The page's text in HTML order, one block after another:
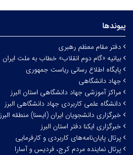
پیوندها
دفتر مقام معظم رهبری
بیانیه «گام دوم انقلاب» خطاب به ملت ایران
پایگاه اطلاع رسانی ریاست جمهوری
جهاد دانشگاهی
مراکز آموزشی جهاد دانشگاهی استان البرز
دانشگاه علمی کاربردی جهاد دانشگاهی البرز
خبرگزاری دانشجویان ایران (ایسنا) منطقه البرز
خبرگزاری ایکنا دفتر استان البرز
پرتال پایان‌نامه‌های کاربردی و کارفرمایی
پرتال نماینده مردم کرج، فردیس و آسارا